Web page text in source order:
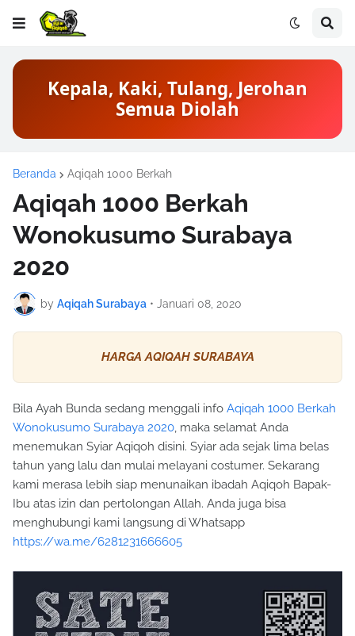
Kepala, Kaki, Tulang, Jerohan
Semua Diolah
Beranda Aqiqah 1000 Berkah
Aqiqah 1000 Berkah
Wonokusumo Surabaya
2020
by Aqiqah Surabaya • Januari 08, 2020
HARGA AQIQAH SURABAYA
Bila Ayah Bunda sedang menggali info Aqiqah 1000 Berkah
Wonokusumo Surabaya 2020, maka selamat Anda
menemukan Syiar Aqiqoh disini. Syiar ada sejak lima belas
tahun yang lalu dan mulai melayani costumer. Sekarang
kami merasa lebih siap menunaikan ibadah Aqiqoh Bapak-
Ibu atas izin dan pertolongan Allah. Anda juga bisa
menghubungi kami langsung di Whatsapp
https://wa.me/6281231666605